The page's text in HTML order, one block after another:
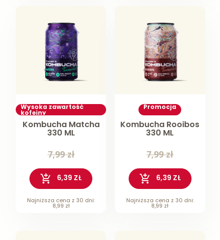
Wysoka zawartość
kofeiny
Kombucha Matcha
330 ML
7,99 zł
6,39 ZŁ
Najniższa cena z 30 dni:
8,99 zł
Promocja
Kombucha Rooibos
330 ML
7,99 zł
6,39 ZŁ
Najniższa cena z 30 dni:
8,99 zł